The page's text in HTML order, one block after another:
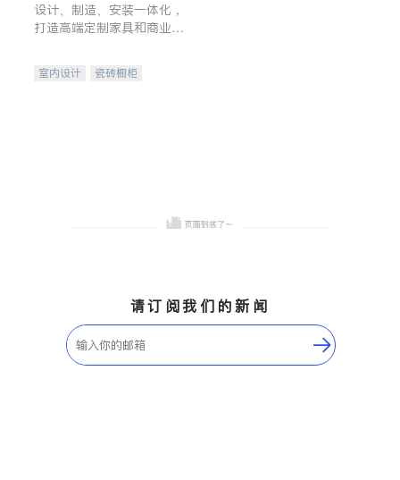
设计、制造、安装一体化，
打造高端定制家具和商业空
室内设计
瓷砖橱柜
请订阅我们的新闻